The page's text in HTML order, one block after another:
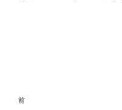
投
過
前